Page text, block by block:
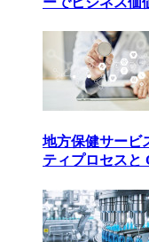
地方保健サービ
ティプロセスと